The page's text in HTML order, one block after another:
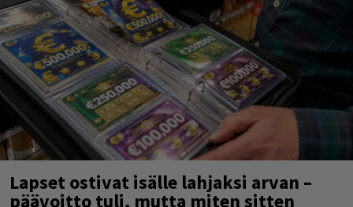
Lapset ostivat isälle lahjaksi arvan –
päävoitto tuli, mutta miten sitten